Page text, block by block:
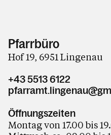
Pfarrbüro
Hof 19, 6951 Lingenau
+43 5513 6122
Öffnungszeiten
Montag von 17.00 bis